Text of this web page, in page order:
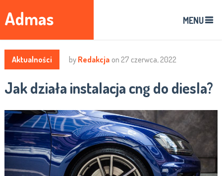
Admas MENU
Aktualności by Redakcja on 27 czerwca, 2022
Jak działa instalacja cng do diesla?